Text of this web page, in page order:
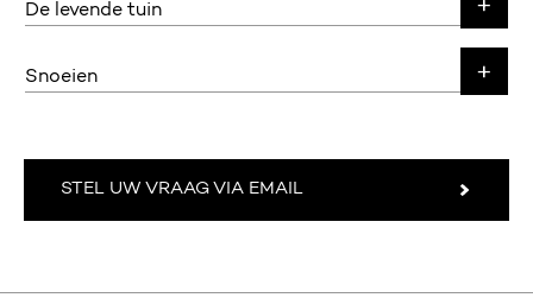
De levende tuin
Snoeien
STEL UW VRAAG VIA EMAIL